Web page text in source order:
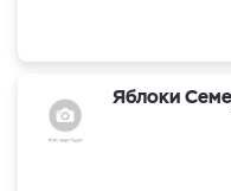
Яблоки